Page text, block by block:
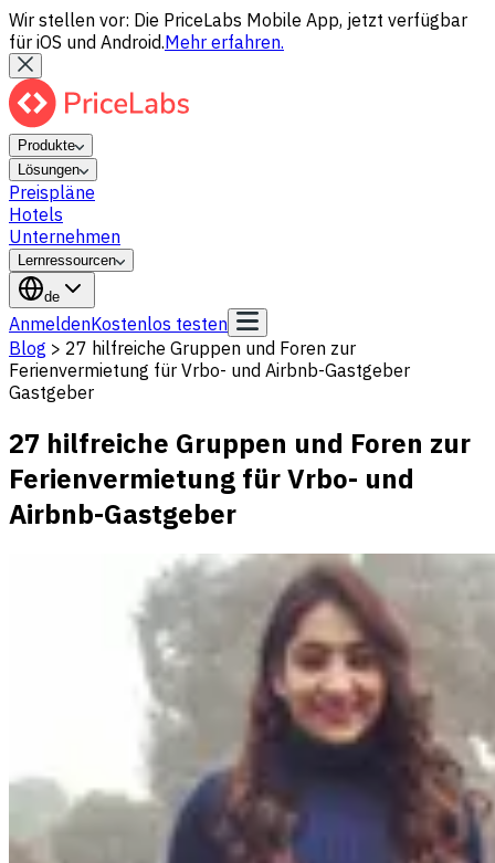
Wir stellen vor: Die PriceLabs Mobile App, jetzt verfügbar
für iOS und Android.Mehr erfahren.
Produkte
Lösungen
Preispläne
Hotels
Unternehmen
Lernressourcen
de
AnmeldenKostenlos testen
Blog > 27 hilfreiche Gruppen und Foren zur
Ferienvermietung für Vrbo- und Airbnb-Gastgeber
Gastgeber
27 hilfreiche Gruppen und Foren zur
Ferienvermietung für Vrbo- und
Airbnb-Gastgeber